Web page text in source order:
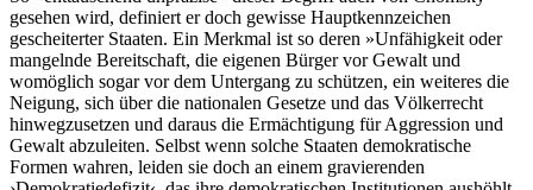
gesehen wird, definiert er doch gewisse Hauptkennzeichen
gescheiterter Staaten. Ein Merkmal ist so deren »Unfähigkeit oder
mangelnde Bereitschaft, die eigenen Bürger vor Gewalt und
womöglich sogar vor dem Untergang zu schützen, ein weiteres die
Neigung, sich über die nationalen Gesetze und das Völkerrecht
hinwegzusetzen und daraus die Ermächtigung für Aggression und
Gewalt abzuleiten. Selbst wenn solche Staaten demokratische
Formen wahren, leiden sie doch an einem gravierenden